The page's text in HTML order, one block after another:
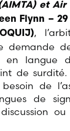
et
Flynn –
,
demande
en langue
de
de
de